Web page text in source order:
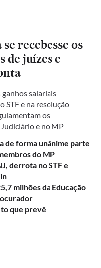
recebesse os
de juízes e
salariais
STF e na resolução
os
e no MP
de forma unânime parte
do MP
derrota no STF e
milhões da Educação
que prevê